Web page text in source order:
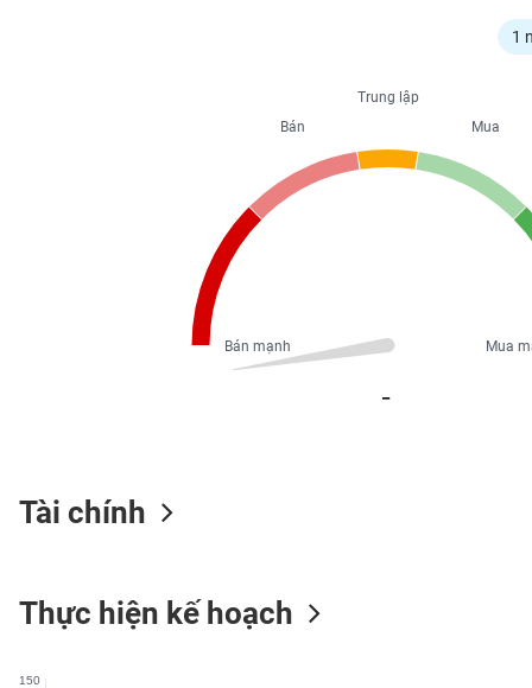
1
Trung lập
Mua
Mua
Bán
Bán mạnh
Tài chính
Thực hiện kế hoạch
150